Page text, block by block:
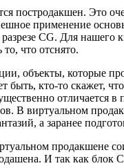
постродакшен. Это
применение
разрезе CG. Для
что отснято.
объекты, которые
быть, кто-то скажет,
отличается
В виртуальном
а заранее
продакшене
И так как